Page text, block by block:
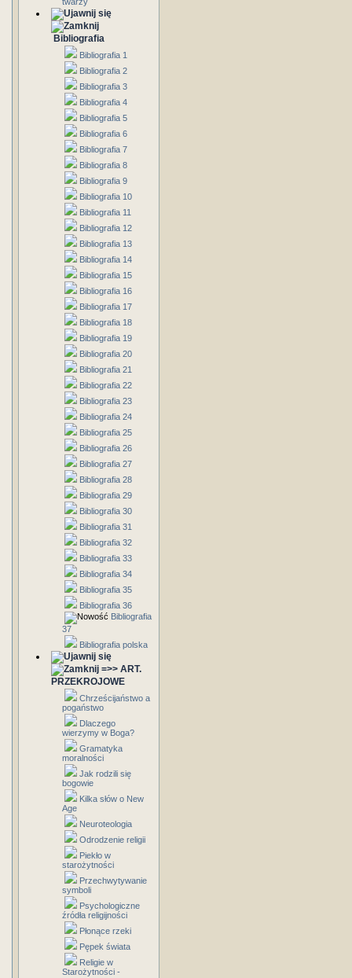
Bibliografia
Bibliografia 1
Bibliografia 2
Bibliografia 3
Bibliografia 4
Bibliografia 5
Bibliografia 6
Bibliografia 7
Bibliografia 8
Bibliografia 9
Bibliografia 10
Bibliografia 11
Bibliografia 12
Bibliografia 13
Bibliografia 14
Bibliografia 15
Bibliografia 16
Bibliografia 17
Bibliografia 18
Bibliografia 19
Bibliografia 20
Bibliografia 21
Bibliografia 22
Bibliografia 23
Bibliografia 24
Bibliografia 25
Bibliografia 26
Bibliografia 27
Bibliografia 28
Bibliografia 29
Bibliografia 30
Bibliografia 31
Bibliografia 32
Bibliografia 33
Bibliografia 34
Bibliografia 35
Bibliografia 36
Bibliografia
37
Bibliografia polska
=>> ART.
PRZEKROJOWE
Chrześcijaństwo a
pogaństwo
Dlaczego
wierzymy w Boga?
Gramatyka
moralności
Jak rodzili się
bogowie
Kilka słów o New
Age
Neuroteologia
Odrodzenie religii
Piekło w
starożytności
Przechwytywanie
symboli
Psychologiczne
źródła religijności
Płonące rzeki
Pępek świata
Religie w
Starożytności -